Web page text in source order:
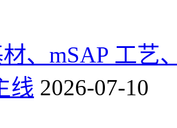
、mSAP 工艺
线 2026-07-10